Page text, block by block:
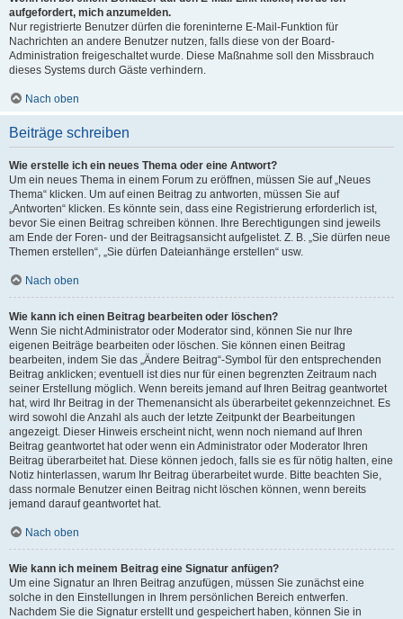
aufgefordert, mich anzumelden.
Nur registrierte Benutzer dürfen die foreninterne E-Mail-Funktion für
Nachrichten an andere Benutzer nutzen, falls diese von der Board-
Administration freigeschaltet wurde. Diese Maßnahme soll den Missbrauch
dieses Systems durch Gäste verhindern.
Nach oben
Beiträge schreiben
Wie erstelle ich ein neues Thema oder eine Antwort?
Um ein neues Thema in einem Forum zu eröffnen, müssen Sie auf „Neues
Thema“ klicken. Um auf einen Beitrag zu antworten, müssen Sie auf
„Antworten“ klicken. Es könnte sein, dass eine Registrierung erforderlich ist,
bevor Sie einen Beitrag schreiben können. Ihre Berechtigungen sind jeweils
am Ende der Foren- und der Beitragsansicht aufgelistet. Z. B. „Sie dürfen neue
Themen erstellen“, „Sie dürfen Dateianhänge erstellen“ usw.
Nach oben
Wie kann ich einen Beitrag bearbeiten oder löschen?
Wenn Sie nicht Administrator oder Moderator sind, können Sie nur Ihre
eigenen Beiträge bearbeiten oder löschen. Sie können einen Beitrag
bearbeiten, indem Sie das „Ändere Beitrag“-Symbol für den entsprechenden
Beitrag anklicken; eventuell ist dies nur für einen begrenzten Zeitraum nach
seiner Erstellung möglich. Wenn bereits jemand auf Ihren Beitrag geantwortet
hat, wird Ihr Beitrag in der Themenansicht als überarbeitet gekennzeichnet. Es
wird sowohl die Anzahl als auch der letzte Zeitpunkt der Bearbeitungen
angezeigt. Dieser Hinweis erscheint nicht, wenn noch niemand auf Ihren
Beitrag geantwortet hat oder wenn ein Administrator oder Moderator Ihren
Beitrag überarbeitet hat. Diese können jedoch, falls sie es für nötig halten, eine
Notiz hinterlassen, warum Ihr Beitrag überarbeitet wurde. Bitte beachten Sie,
dass normale Benutzer einen Beitrag nicht löschen können, wenn bereits
jemand darauf geantwortet hat.
Nach oben
Wie kann ich meinem Beitrag eine Signatur anfügen?
Um eine Signatur an Ihren Beitrag anzufügen, müssen Sie zunächst eine
solche in den Einstellungen in Ihrem persönlichen Bereich entwerfen.
Nachdem Sie die Signatur erstellt und gespeichert haben, können Sie in